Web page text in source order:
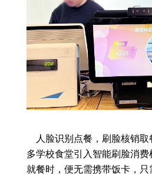
人脸识别点餐，刷脸核销取
多学校食堂引入智能刷脸消
就餐时，便无需携带饭卡，